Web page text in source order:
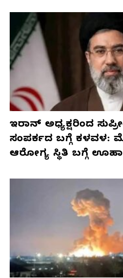
ಇರಾನ್ ಅಧ್ಯಕ್ಷರಿಂದ
ಸಂಪರ್ಕದ ಬಗ್ಗೆ ಕಳವಳ:
ಆರೋಗ್ಯ ಸ್ಥಿತಿ ಬಗ್ಗೆ